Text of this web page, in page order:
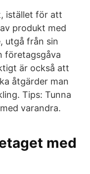
istället för att
produkt med
utgå från sin
företagsgåva
är också att
åtgärder man
Tips: Tunna
varandra.
med